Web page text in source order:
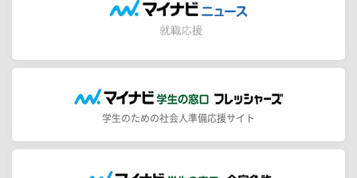
学生のための社会人準備応援サイト